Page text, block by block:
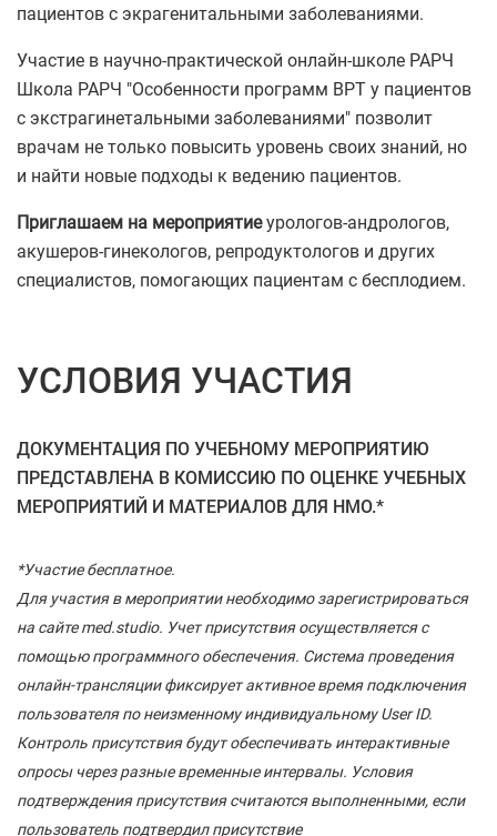
пациентов с экрагенитальными заболеваниями.
Участие в научно-практической онлайн-школе РАРЧ
Школа РАРЧ "Особенности программ ВРТ у пациентов
с экстрагинетальными заболеваниями" позволит
врачам не только повысить уровень своих знаний, но
и найти новые подходы к ведению пациентов.
Приглашаем на мероприятиеурологов-андрологов,
акушеров-гинекологов, репродуктологов и других
специалистов, помогающих пациентам с бесплодием.
УСЛОВИЯ УЧАСТИЯ
ДОКУМЕНТАЦИЯ ПО УЧЕБНОМУ МЕРОПРИЯТИЮ
ПРЕДСТАВЛЕНА В КОМИССИЮ ПО ОЦЕНКЕ УЧЕБНЫХ
МЕРОПРИЯТИЙ И МАТЕРИАЛОВ ДЛЯ НМО.*
*Участие бесплатное.
Для участия в мероприятии необходимо зарегистрироваться
на сайте med.studio. Учет присутствия осуществляется с
помощью программного обеспечения. Система проведения
онлайн-трансляции фиксирует активное время подключения
пользователя по неизменному индивидуальному User ID.
Контроль присутствия будут обеспечивать интерактивные
опросы через разные временные интервалы. Условия
подтверждения присутствия считаются выполненными, если
пользователь подтвердил присутствие